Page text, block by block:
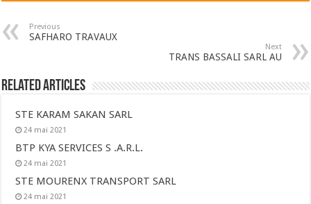
Previous
SAFHARO TRAVAUX
Next
TRANS BASSALI SARL AU
Related Articles
STE KARAM SAKAN SARL
24 mai 2021
BTP KYA SERVICES S .A.R.L.
24 mai 2021
STE MOURENX TRANSPORT SARL
24 mai 2021